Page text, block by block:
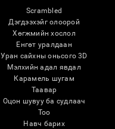
Scrambled
Дэгдээхэйг олоорой
Хөгжмийн хослол
Eнгөт уралдаан
Уран сайхны оньсого 3D
Мэлхийн адал явдал
Карамель шугам
Таавар
Оцон шувуу ба судлаач
Тоо
Навч барих